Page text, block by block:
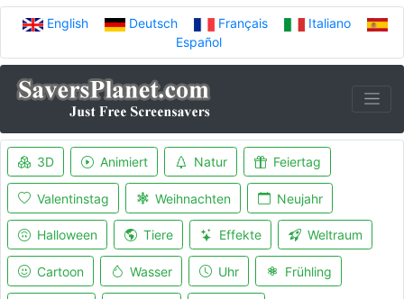
English Deutsch Français
Italiano
Español
3D Animiert Natur Feiertag
Valentinstag Weihnachten Neujahr
Halloween Tiere Effekte Weltraum
Cartoon Wasser Uhr Frühling